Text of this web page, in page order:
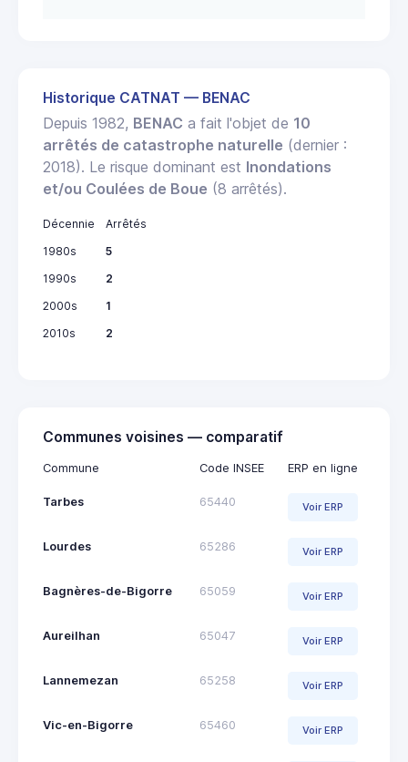
Historique CATNAT — BENAC
Depuis 1982, BENAC a fait l'objet de 10
arrêtés de catastrophe naturelle (dernier :
2018). Le risque dominant est Inondations
et/ou Coulées de Boue (8 arrêtés).
Décennie
Arrêtés
1980s
5
1990s
2
2000s
1
2010s
2
Communes voisines — comparatif
Commune Code INSEE ERP en ligne
Tarbes 65440 Voir ERP
Lourdes 65286 Voir ERP
Bagnères-de-Bigorre 65059 Voir ERP
Aureilhan 65047 Voir ERP
Lannemezan 65258 Voir ERP
Vic-en-Bigorre 65460 Voir ERP